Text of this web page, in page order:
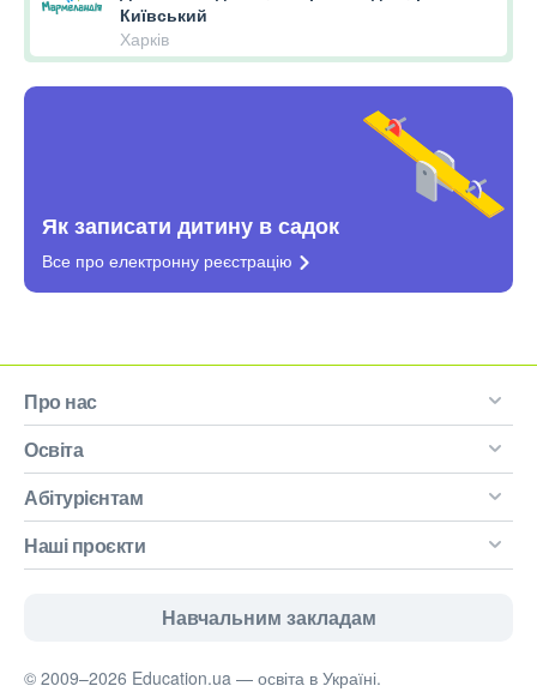
Київський
Харків
Як записати дитину в садок
Все про електронну реєстрацію
Про нас
Освіта
Абітурієнтам
Наші проєкти
Навчальним закладам
© 2009–2026 Education.ua — освіта в Україні.